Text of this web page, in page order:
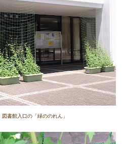
図書館入口の「緑ののれん」